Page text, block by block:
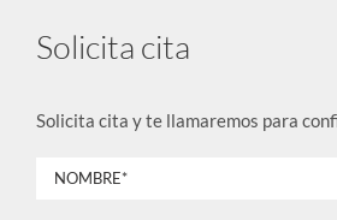
Solicita cita
Solicita cita y te llamaremos para